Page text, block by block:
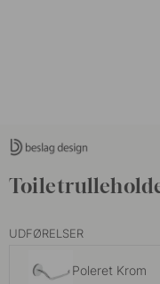
UDFØRELSER
Poleret Krom